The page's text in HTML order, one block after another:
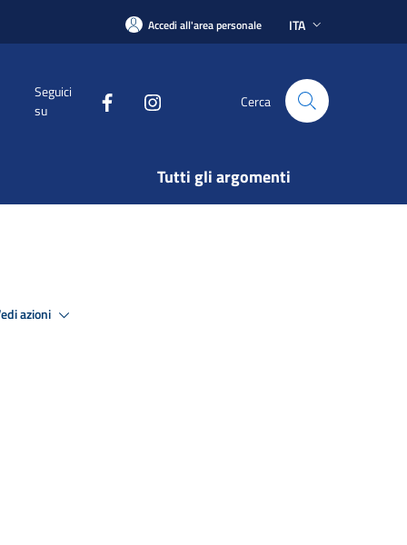
Accedi all'area personale ITA
Seguici
su
Cerca
Tutti gli argomenti
azioni